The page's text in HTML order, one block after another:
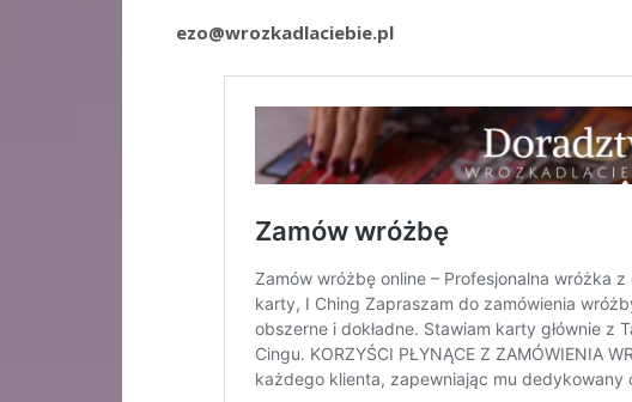
ezo@wrozkadlaciebie.pl